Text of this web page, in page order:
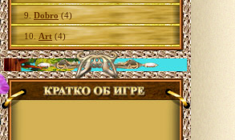
9. Dobro(4)
10. Art (4)